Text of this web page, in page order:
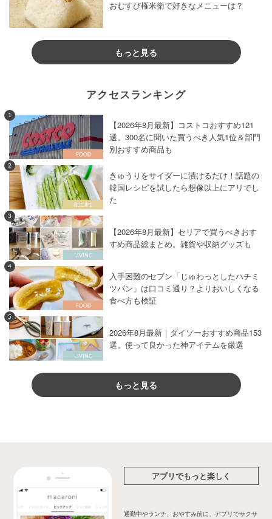
おむすび権米衛で好きなメニューは？
もっと見る
アクセスランキング
1
【2026年8月最新】コストコおすすめ121
選。300名に聞いた買うべき人気1位＆部門
別おすすめ商品も
2
きゅうりをサイダーに漬けるだけ！話題の
韓国レシピを試したら想像以上にアリでし
た
3
【2026年8月最新】セリアで買うべきおす
すめ商品総まとめ。雑貨や収納グッズも
4
入手困難のセブン「じゅわっとしたハチミ
ツパン」は口コミ通り？よりおいしくなる
食べ方も検証
5
2026年8月最新｜ダイソーおすすめ商品153
選。使って良かった神アイテムを厳選
もっと見る
アプリでもっと楽しく
通勤中やランチ、おやすみ前に、アプリでサクサ